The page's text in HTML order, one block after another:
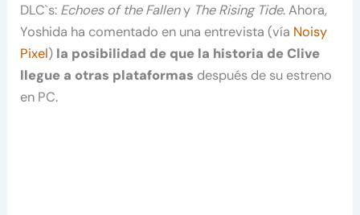
DLC`s: Echoes of the Falleny The Rising Tide. Ahora,
Yoshida ha comentado en una entrevista (vía Noisy
Pixel) la posibilidad de que la historia de Clive
llegue a otras plataformas después de su estreno
en PC.